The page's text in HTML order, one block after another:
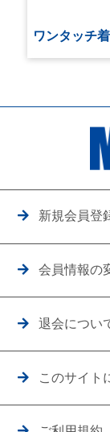
ワンタッチ
新規会員登
会員情報の
退会につい
このサイト